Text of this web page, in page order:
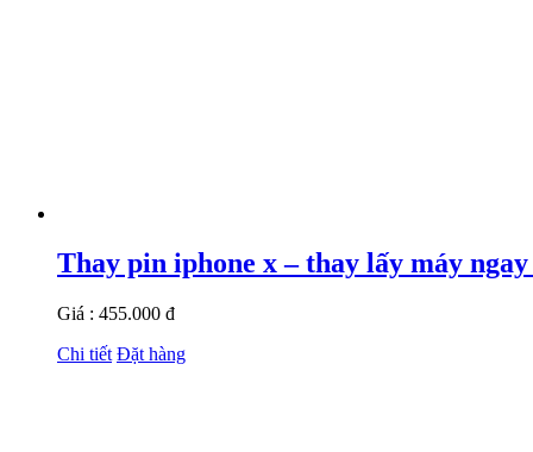
Thay pin iphone x – thay lấy máy ngay
Giá : 455.000 đ
Chi tiết Đặt hàng